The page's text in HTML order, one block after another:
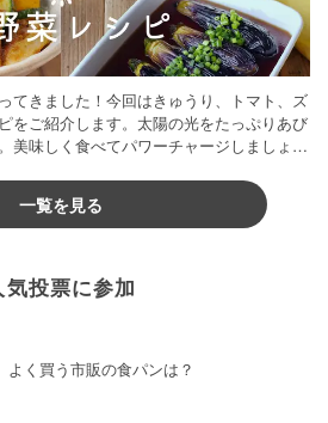
てきました！今回はきゅうり、トマト、ズ
をご紹介します。太陽の光をたっぷりあび
美味しく食べてパワーチャージしましょう
一覧を見る
気投票に参加
よく買う市販の食パンは？